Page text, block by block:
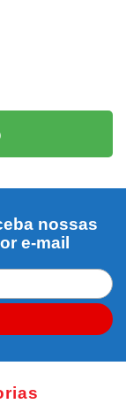
nossas
e-mail